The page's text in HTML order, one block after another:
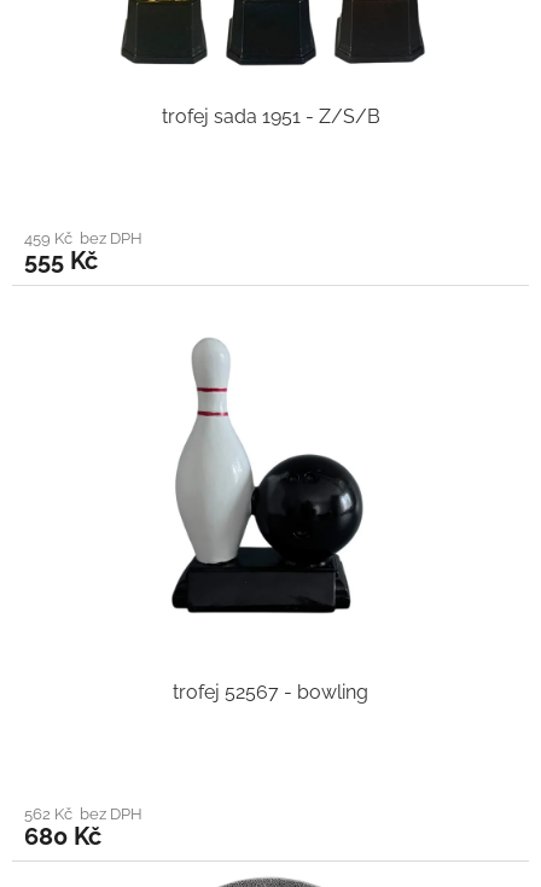
trofej sada 1951 - Z/S/B
459 Kč bez DPH
555 Kč
trofej 52567 - bowling
562 Kč bez DPH
680 Kč